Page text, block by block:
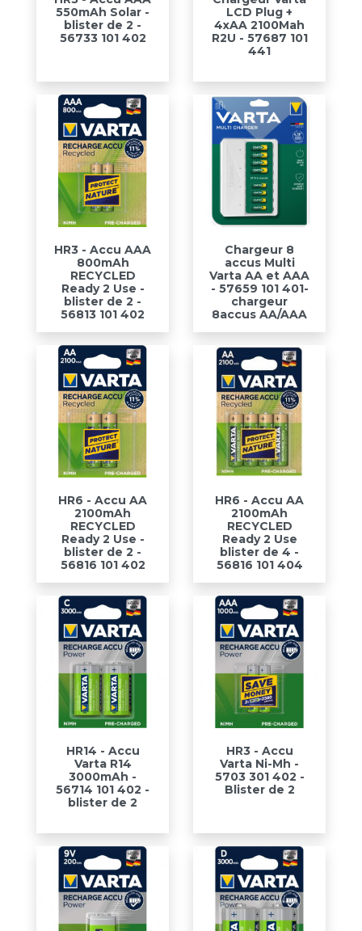
550mAh Solar -
blister de 2 -
56733 101 402
LCD Plug +
4xAA 2100Mah
R2U - 57687 101
441
HR3 - Accu AAA
800mAh
RECYCLED
Ready 2 Use -
blister de 2 -
56813 101 402
Chargeur 8
accus Multi
Varta AA et AAA
- 57659 101 401-
chargeur
8accus AA/AAA
HR6 - Accu AA
2100mAh
RECYCLED
Ready 2 Use -
blister de 2 -
56816 101 402
HR6 - Accu AA
2100mAh
RECYCLED
Ready 2 Use
blister de 4 -
56816 101 404
HR14 - Accu
Varta R14
3000mAh -
56714 101 402 -
blister de 2
HR3 - Accu
Varta Ni-Mh -
5703 301 402 -
Blister de 2